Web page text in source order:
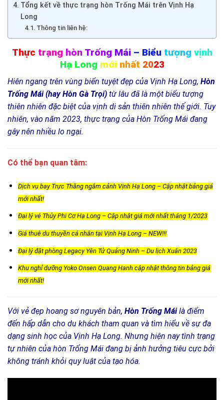
Tổng kết về thực trạng hòn Trống Mái trên Vịnh Hạ
Long
Thông tin liên hệ:
Thực trạng hònTrống Mái – Biểutượng vịnh
Hạ Long mớinhất 2023
Hiên ngang trên vùng biển tuyệt đẹp của Vịnh Hạ Long, Hòn
Trống Mái (hay Hòn Gà Trọi) từ lâu đã là một biểu tượng
thiên nhiên đặc biệt của vịnh di sản thiên nhiên thế giới. Tuy
nhiên, vào năm 2023, thực trạng của Hòn Trống Mái đang
gây nên nhiều lo ngại.
Có thể bạn quan tâm:
Dịch vụ bay Trực Thăng ngắm cảnh Vịnh Hạ Long – Cập nhật bảng giá
mới nhất!
Đại lý vé Thủy Phi Cơ Hạ Long – Cập nhật giá mới nhất tháng 1/2023
Giá thuê du thuyền cá nhân tại Vịnh Hạ Long – NEW!!!
Đại lý đặt phòng Legacy Yên Tử Quảng Ninh – Du lịch Xuân 2023
Khu nghỉ dưỡng Yoko Onsen Quang Hanh cập nhật thông tin bảng giá
mới nhất!
Với vẻ đẹp hoang sơ nguyên bản, Hòn Trống Máilà điểm
đến hấp dẫn cho du khách tham quan và tìm hiểu về sự đa
dạng sinh học của Vịnh Hạ Long. Nhưng hiện nay tình trạng
tự nhiên của hòn Trống Mái đang bị ảnh hưởng tiêu cực bởi
không tránh khỏi quy luật của tạo hóa.